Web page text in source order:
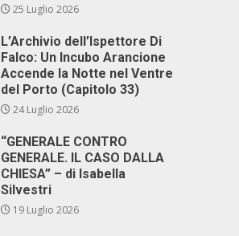
25 Luglio 2026
L’Archivio dell’Ispettore Di
Falco: Un Incubo Arancione
Accende la Notte nel Ventre
del Porto (Capitolo 33)
24 Luglio 2026
“GENERALE CONTRO
GENERALE. IL CASO DALLA
CHIESA” – di Isabella
Silvestri
19 Luglio 2026